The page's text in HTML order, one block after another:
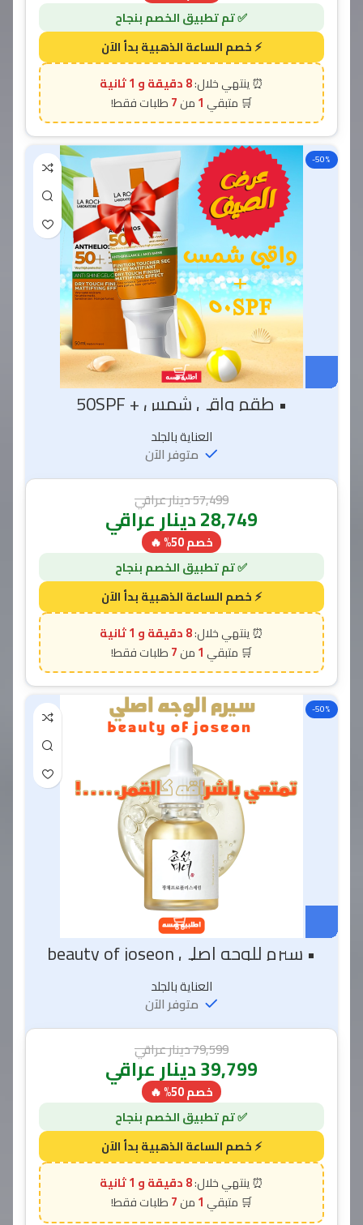
7 دقيقة و 58 ثانية
1
7
-50%
• طقم واقي شمس + 50SPF
العناية بالجلد
متوفر الآن
57,499دينار عراقي
28,749دينار عراقي
خصم 50% 🔥
7 دقيقة و 58 ثانية
1
7
-50%
• سيرم للوجه اصلي beauty of joseon
العناية بالجلد
متوفر الآن
79,599دينار عراقي
39,799دينار عراقي
خصم 50% 🔥
7 دقيقة و 58 ثانية
1
7